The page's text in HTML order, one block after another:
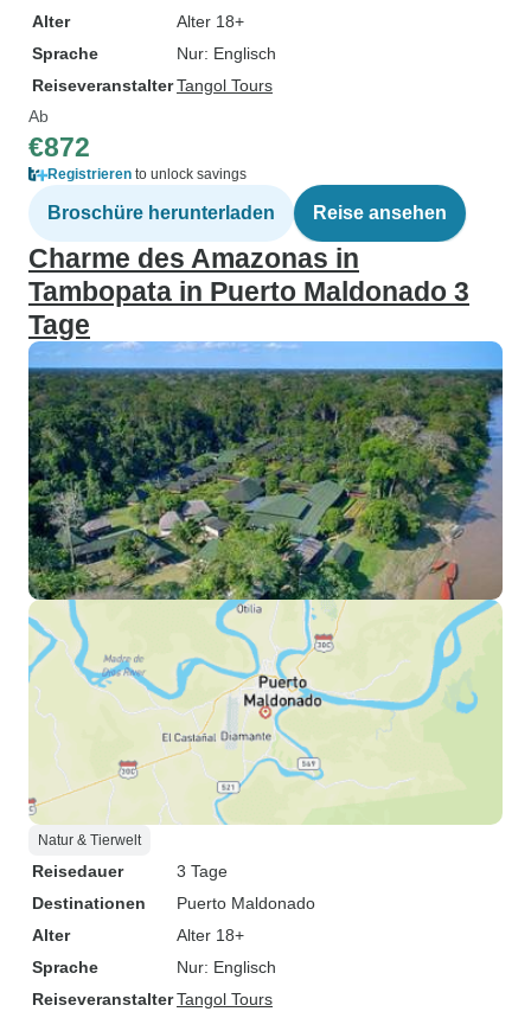
Alter
Alter 18+
Sprache
Nur: Englisch
ReiseveranstalterTangol Tours
Ab
€872
Registrieren to unlock savings
Broschüre herunterladen Reise ansehen
Charme des Amazonas in
Tambopata in Puerto Maldonado 3
Tage
Natur & Tierwelt
Reisedauer
3 Tage
Destinationen
Puerto Maldonado
Alter
Alter 18+
Sprache
Nur: Englisch
ReiseveranstalterTangol Tours